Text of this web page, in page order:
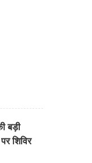
बड़ी
शिविर